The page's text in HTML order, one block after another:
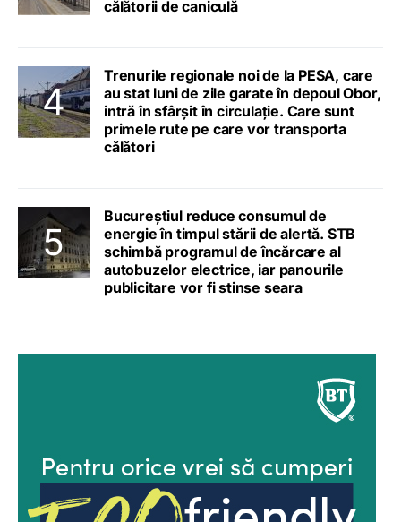
călătorii de caniculă
Trenurile regionale noi de la PESA, care
au stat luni de zile garate în depoul Obor,
intră în sfârșit în circulație. Care sunt
primele rute pe care vor transporta
călători
Bucureștiul reduce consumul de
energie în timpul stării de alertă. STB
schimbă programul de încărcare al
autobuzelor electrice, iar panourile
publicitare vor fi stinse seara